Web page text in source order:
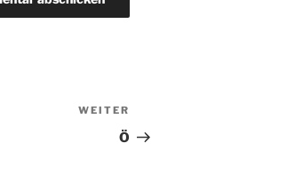
Beitrag
WEITER
Ö